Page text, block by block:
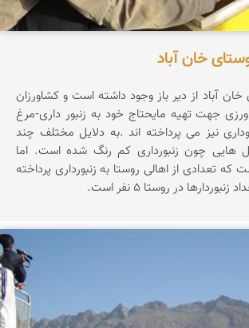
خان آباد
زنبورداری در روستای خان آباد از دیر باز وجود داشته است و کشاورزان
جهت تهیه مایحتاج خود به زنبور داری-مرغ
نیز می پرداخته اند .به دلایل مختلف چند
چون زنبورداری کم رنگ شده است. اما
تعدادی از اهالی روستا به زنبورداری پرداخته